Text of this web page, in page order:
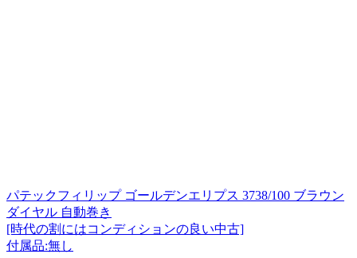
パテックフィリップ ゴールデンエリプス 3738/100 ブラウン
ダイヤル 自動巻き
[時代の割にはコンディションの良い中古]
付属品:無し